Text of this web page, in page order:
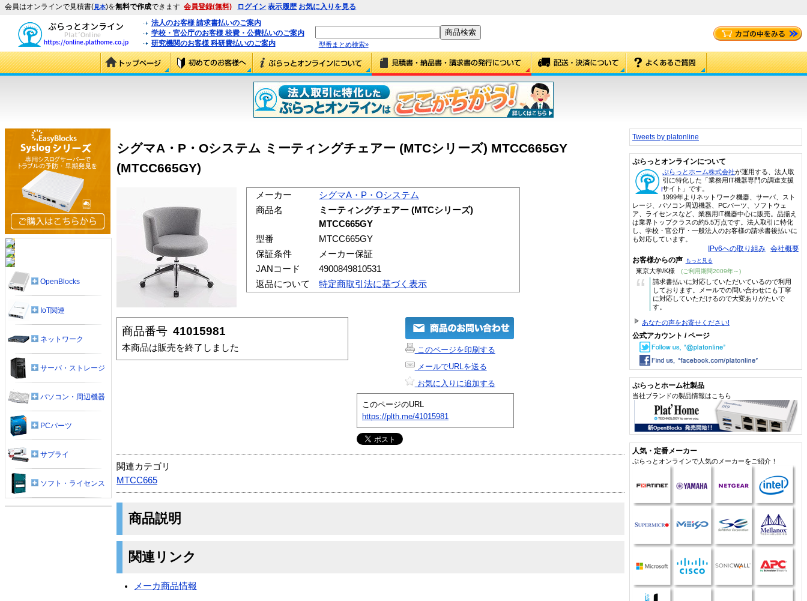
会員はオンラインで見積書(見本)を無料で作成できます 会員登録(無料) ログイン 表示履歴 お気に入りを見る
法人のお客様 請求書払いのご案内
学校・官公庁のお客様 校費・公費払いのご案内
研究機関のお客様 科研費払いのご案内
型番まとめ検索»
シグマA・P・Oシステム ミーティングチェアー (MTCシリーズ) MTCC665GY
(MTCC665GY)
メーカー
シグマA・P・Oシステム
商品名
ミーティングチェアー (MTCシリーズ)
MTCC665GY
型番
MTCC665GY
保証条件
メーカー保証
JANコード
4900849810531
返品について
特定商取引法に基づく表示
商品番号 41015981
本商品は販売を終了しました
このページを印刷する
メールでURLを送る
お気に入りに追加する
このページのURL
https://plth.me/41015981
関連カテゴリ
MTCC665
商品説明
関連リンク
メーカ商品情報
OpenBlocks
IoT関連
ネットワーク
サーバ・ストレージ
パソコン・周辺機器
PCパーツ
サプライ
ソフト・ライセンス
Tweets by platonline
ぷらっとオンラインについて
ぷらっとホーム株式会社が運用する、法人取
引に特化した「業務用IT機器専門の調達支援
サイト」です。
1999年よりネットワーク機器、サーバ、スト
レージ、パソコン周辺機器、PCパーツ、ソフトウェ
ア、ライセンスなど、業務用IT機器中心に販売。品揃え
は業界トップクラスの約5.5万点です。法人取引に特化
し、学校・官公庁・一般法人のお客様の請求書後払いに
も対応しています。
IPv6への取り組み 会社概要
お客様からの声 もっと見る
東京大学/K様 (ご利用期間2009年～)
“
請求書払いに対応していただいているので利用
しております。メールでの問い合わせにも丁寧
に対応していただけるので大変ありがたいで
す。
あなたの声をお寄せください!
公式アカウント / ページ
ぷらっとホーム社製品
当社ブランドの製品情報はこちら
人気・定番メーカー
ぷらっとオンラインで人気のメーカーをご紹介！